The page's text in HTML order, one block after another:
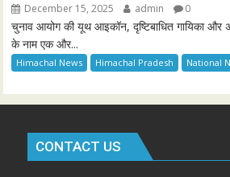
December 15, 2025 admin 0
चुनाव आयोग की यूथ आइकॉन, दृष्टिबाधित गायिका और
के नाम एक और...
Himachal News Himachal Pradesh National
CONTACT US